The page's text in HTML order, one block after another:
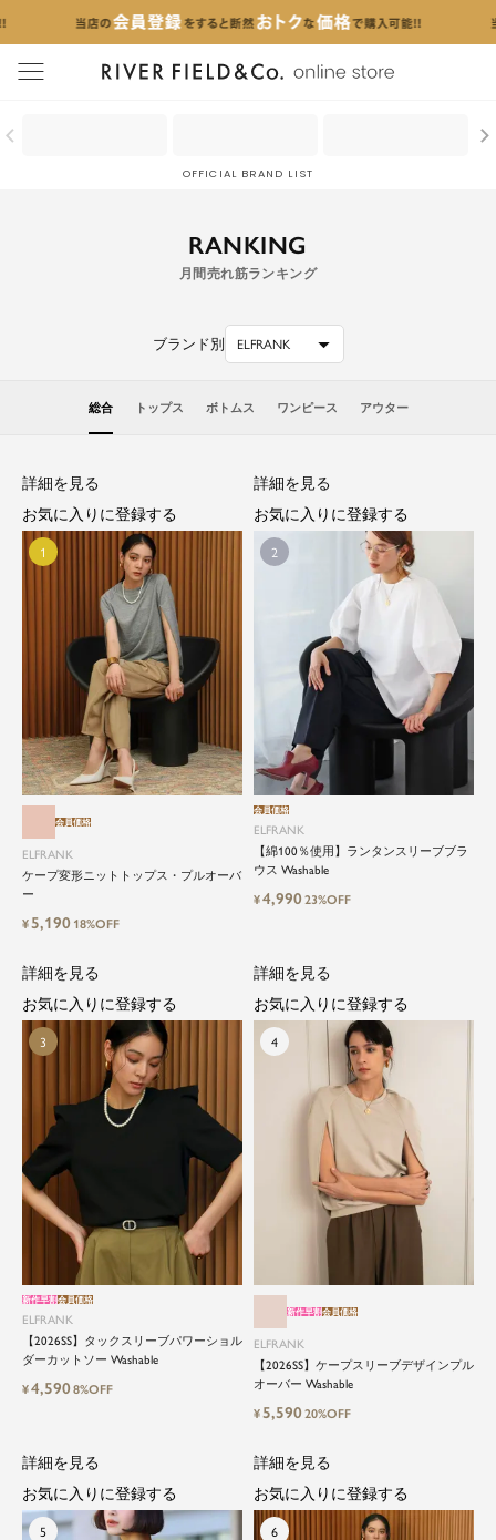
menu
OFFICIAL BRAND LIST
RANKING
月間売れ筋ランキング
ブランド別 ELFRANK
総合 トップス ボトムス ワンピース アウター
ELFRANK
ケープ変形ニットトップス・プルオーバ
ー
会員価格
¥5,190 18%OFF
詳細を見る
お気に入りに登録する
ELFRANK
【綿100％使用】ランタンスリーブブラ
ウス Washable
会員価格
¥4,99023%OFF
詳細を見る
お気に入りに登録する
ELFRANK
【2026SS】タックスリーブパワーショル
ダーカットソー Washable
新作早割会員価格
¥4,5908%OFF
詳細を見る
お気に入りに登録する
ELFRANK
【2026SS】ケープスリーブデザインプル
オーバー Washable
新作早割会員価格
¥5,59020%OFF
詳細を見る
お気に入りに登録する
詳細を見る
お気に入りに登録する
詳細を見る
お気に入りに登録する